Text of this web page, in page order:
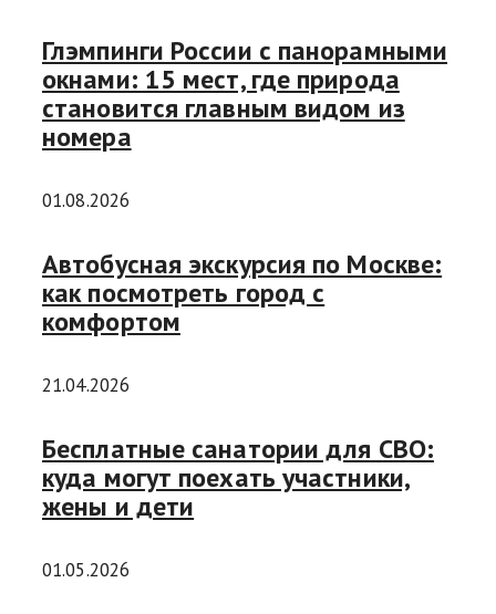
Глэмпинги России с панорамными
окнами: 15 мест, где природа
становится главным видом из
номера
01.08.2026
Автобусная экскурсия по Москве:
как посмотреть город с
комфортом
21.04.2026
Бесплатные санатории для СВО:
куда могут поехать участники,
жены и дети
01.05.2026